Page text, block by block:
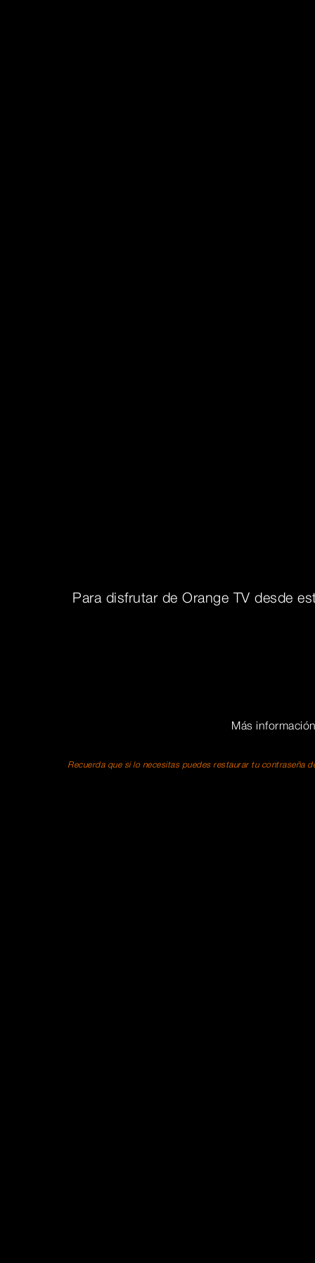
Para disfrutar de Orange TV desde
Más
Recuerda que si lo necesitas puedes restaurar tu contraseña